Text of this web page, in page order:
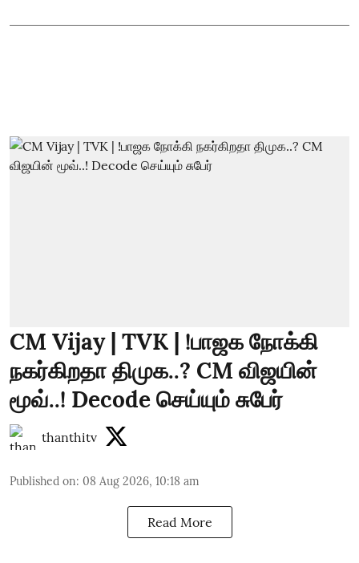
CM Vijay | TVK | !பாஜக நோக்கி
நகர்கிறதா திமுக..? CM விஜயின்
மூவ்..! Decode செய்யும் சுபேர்
thanthitv
Published on: 08 Aug 2026, 10:18 am
Read More